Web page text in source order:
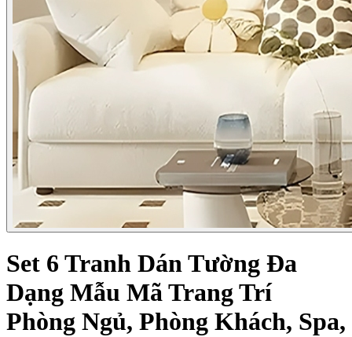
Set 6 Tranh Dán Tường Đa
Dạng Mẫu Mã Trang Trí
Phòng Ngủ, Phòng Khách, Spa,